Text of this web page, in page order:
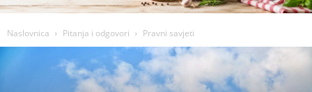
Naslovnica Pitanja i odgovori Pravni savjeti